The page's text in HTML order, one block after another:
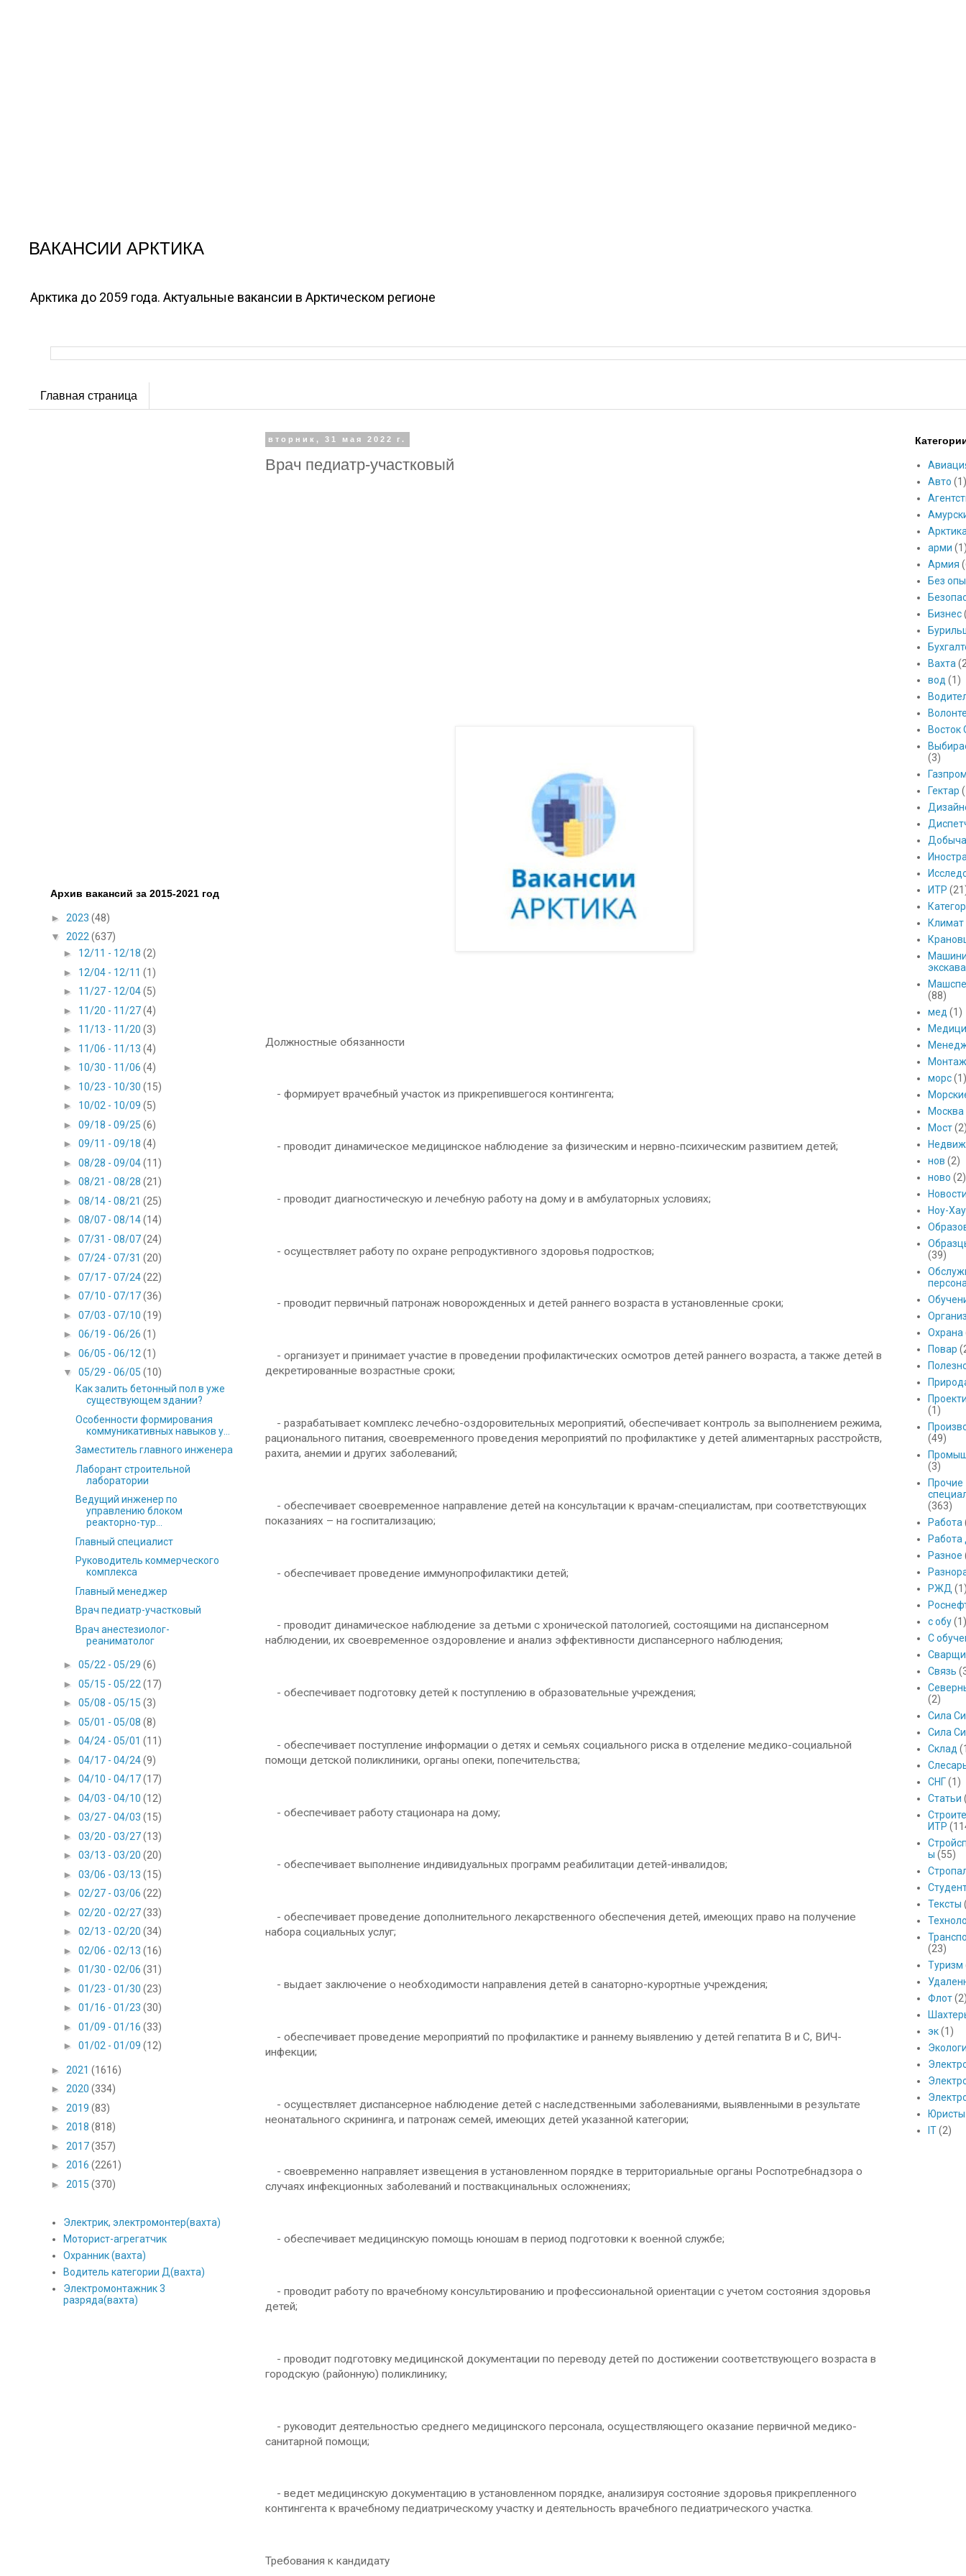
ВАКАНСИИ АРКТИКА
Арктика до 2059 года. Актуальные вакансии в Арктическом регионе
Главная страница
вторник, 31 мая 2022 г.
Врач педиатр-участковый
Должностные обязанности
- формирует врачебный участок из прикрепившегося контингента;
- проводит динамическое медицинское наблюдение за физическим и нервно-психическим развитием детей;
- проводит диагностическую и лечебную работу на дому и в амбулаторных условиях;
- осуществляет работу по охране репродуктивного здоровья подростков;
- проводит первичный патронаж новорожденных и детей раннего возраста в установленные сроки;
- организует и принимает участие в проведении профилактических осмотров детей раннего возраста, а также детей в
декретированные возрастные сроки;
- разрабатывает комплекс лечебно-оздоровительных мероприятий, обеспечивает контроль за выполнением режима,
рационального питания, своевременного проведения мероприятий по профилактике у детей алиментарных расстройств,
рахита, анемии и других заболеваний;
- обеспечивает своевременное направление детей на консультации к врачам-специалистам, при соответствующих
показаниях – на госпитализацию;
- обеспечивает проведение иммунопрофилактики детей;
- проводит динамическое наблюдение за детьми с хронической патологией, состоящими на диспансерном
наблюдении, их своевременное оздоровление и анализ эффективности диспансерного наблюдения;
- обеспечивает подготовку детей к поступлению в образовательные учреждения;
- обеспечивает поступление информации о детях и семьях социального риска в отделение медико-социальной
помощи детской поликлиники, органы опеки, попечительства;
- обеспечивает работу стационара на дому;
- обеспечивает выполнение индивидуальных программ реабилитации детей-инвалидов;
- обеспечивает проведение дополнительного лекарственного обеспечения детей, имеющих право на получение
набора социальных услуг;
- выдает заключение о необходимости направления детей в санаторно-курортные учреждения;
- обеспечивает проведение мероприятий по профилактике и раннему выявлению у детей гепатита B и C, ВИЧ-
инфекции;
- осуществляет диспансерное наблюдение детей с наследственными заболеваниями, выявленными в результате
неонатального скрининга, и патронаж семей, имеющих детей указанной категории;
- своевременно направляет извещения в установленном порядке в территориальные органы Роспотребнадзора о
случаях инфекционных заболеваний и поствакцинальных осложнениях;
- обеспечивает медицинскую помощь юношам в период подготовки к военной службе;
- проводит работу по врачебному консультированию и профессиональной ориентации с учетом состояния здоровья
детей;
- проводит подготовку медицинской документации по переводу детей по достижении соответствующего возраста в
городскую (районную) поликлинику;
- руководит деятельностью среднего медицинского персонала, осуществляющего оказание первичной медико-
санитарной помощи;
- ведет медицинскую документацию в установленном порядке, анализируя состояние здоровья прикрепленного
контингента к врачебному педиатрическому участку и деятельность врачебного педиатрического участка.
Требования к кандидату
Архив вакансий за 2015-2021 год
► 2023 (48)
▼ 2022 (637)
► 12/11 - 12/18 (2)
► 12/04 - 12/11 (1)
► 11/27 - 12/04(5)
► 11/20 - 11/27(4)
► 11/13 - 11/20 (3)
► 11/06 - 11/13 (4)
► 10/30 - 11/06 (4)
► 10/23 - 10/30 (15)
► 10/02 - 10/09 (5)
► 09/18 - 09/25 (6)
► 09/11 - 09/18 (4)
► 08/28 - 09/04(11)
► 08/21 - 08/28 (21)
► 08/14 - 08/21 (25)
► 08/07 - 08/14(14)
► 07/31 - 08/07(24)
► 07/24 - 07/31 (20)
► 07/17 - 07/24(22)
► 07/10 - 07/17(36)
► 07/03 - 07/10 (19)
► 06/19 - 06/26 (1)
► 06/05 - 06/12 (1)
▼ 05/29 - 06/05 (10)
Как залить бетонный пол в уже
существующем здании?
Особенности формирования
коммуникативных навыков у...
Заместитель главного инженера
Лаборант строительной
лаборатории
Ведущий инженер по
управлению блоком
реакторно-тур...
Главный специалист
Руководитель коммерческого
комплекса
Главный менеджер
Врач педиатр-участковый
Врач анестезиолог-
реаниматолог
► 05/22 - 05/29 (6)
► 05/15 - 05/22 (17)
► 05/08 - 05/15 (3)
► 05/01 - 05/08 (8)
► 04/24 - 05/01 (11)
► 04/17 - 04/24(9)
► 04/10 - 04/17(17)
► 04/03 - 04/10 (12)
► 03/27 - 04/03 (15)
► 03/20 - 03/27(13)
► 03/13 - 03/20 (20)
► 03/06 - 03/13 (15)
► 02/27 - 03/06 (22)
► 02/20 - 02/27(33)
► 02/13 - 02/20 (34)
► 02/06 - 02/13 (16)
► 01/30 - 02/06 (31)
► 01/23 - 01/30 (23)
► 01/16 - 01/23 (30)
► 01/09 - 01/16 (33)
► 01/02 - 01/09 (12)
► 2021 (1616)
► 2020 (334)
► 2019 (83)
► 2018 (818)
► 2017(357)
► 2016 (2261)
► 2015 (370)
Электрик, электромонтер(вахта)
Моторист-агрегатчик
Охранник (вахта)
Водитель категории Д(вахта)
Электромонтажник 3
разряда(вахта)
Авто (1)
арми
Армия
Без
Бизнес
Вахта
вод (1)
Восток
(3)
Гектар
Добыча
ИТР
Климат
(88)
мед (1)
морс (1)
Москва
Мост
нов (2)
ново (2)
Ноу-Хау
(39)
Охрана
Повар
(1)
(49)
(3)
Прочие
(363)
Работа
Работа
Разное
РЖД
с обу (1)
С
Связь
(2)
Сила
Сила
Склад
СНГ (1)
Статьи
ИТР
ы (55)
Тексты
(23)
Туризм
Флот
эк (1)
Юристы
IT (2)